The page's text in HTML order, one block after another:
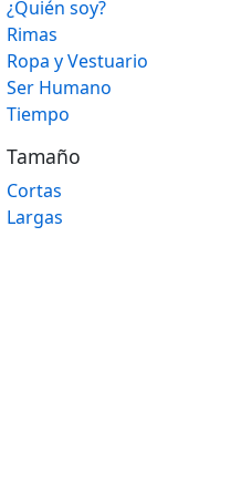
¿Quién soy?
Rimas
Ropa y Vestuario
Ser Humano
Tiempo
Tamaño
Cortas
Largas